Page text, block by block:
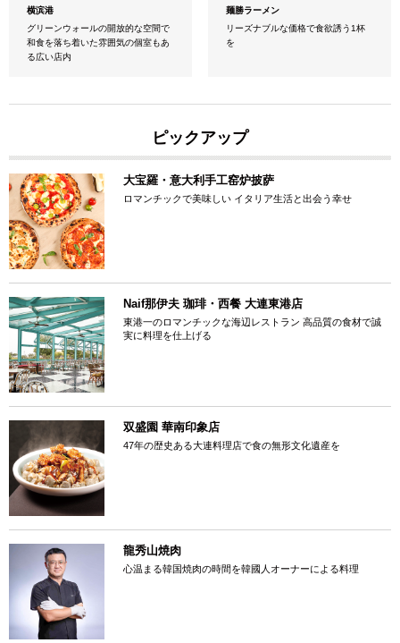
横滨港
グリーンウォールの開放的な空間で
和食を落ち着いた雰囲気の個室もあ
る広い店内
麺勝ラーメン
リーズナブルな価格で食欲誘う1杯
を
ピックアップ
大宝羅・意大利手工窑炉披萨
ロマンチックで美味しい イタリア生活と出会う幸せ
Naif那伊夫 珈琲・西餐 大連東港店
東港一のロマンチックな海辺レストラン 高品質の食材で誠
実に料理を仕上げる
双盛園 華南印象店
47年の歴史ある大連料理店で食の無形文化遺産を
龍秀山焼肉
心温まる韓国焼肉の時間を韓國人オーナーによる料理